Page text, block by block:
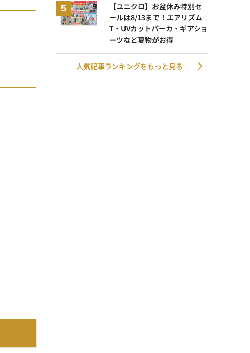
【ユニクロ】お盆休み特別セ
ールは8/13まで！エアリズム
T・UVカットパーカ・ギアショ
ーツなど夏物がお得
人気記事ランキングをもっと見る